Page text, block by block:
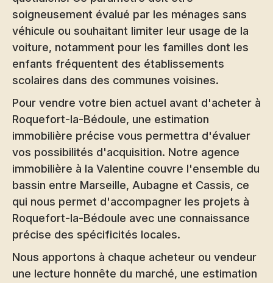
soigneusement évalué par les ménages sans
véhicule ou souhaitant limiter leur usage de la
voiture, notamment pour les familles dont les
enfants fréquentent des établissements
scolaires dans des communes voisines.
Pour vendre votre bien actuel avant d'acheter à
Roquefort-la-Bédoule, une estimation
immobilière précise vous permettra d'évaluer
vos possibilités d'acquisition. Notre agence
immobilière à la Valentine couvre l'ensemble du
bassin entre Marseille, Aubagne et Cassis, ce
qui nous permet d'accompagner les projets à
Roquefort-la-Bédoule avec une connaissance
précise des spécificités locales.
Nous apportons à chaque acheteur ou vendeur
une lecture honnête du marché, une estimation